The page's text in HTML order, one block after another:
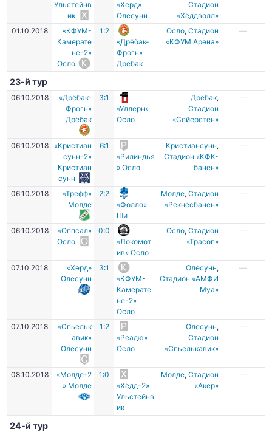
Ульстейнв
ик
«Херд»
Олесунн
Стадион
«Хёддволл»
01.10.2018
«КФУМ-
Камерате
не-2»
Осло
1:2
«Дрёбак-
Фрогн»
Дрёбак
Осло,Стадион
«КФУМ Арена»
—
23-й тур
06.10.2018
«Дрёбак-
Фрогн»
Дрёбак
3:1
«Уллерн»
Осло
Дрёбак,
Стадион
«Сейерстен»
—
06.10.2018
«Кристиан
сунн-2»
Кристиан
сунн
6:1
«Рилиндья
» Осло
Кристиансунн,
Стадион «КФК-
банен»
—
06.10.2018
«Трефф»
Молде
2:2
«Фолло»
Ши
Молде,Стадион
«Рекнесбанен»
—
06.10.2018
«Оппсал»
Осло
0:0
«Локомот
ив» Осло
Осло,Стадион
«Трасоп»
—
07.10.2018
«Херд»
Олесунн
3:1
«КФУМ-
Камерате
не-2»
Осло
Олесунн,
Стадион «АМФИ
Муа»
—
07.10.2018
«Спьельк
авик»
Олесунн
1:2
«Реадю»
Осло
Олесунн,
Стадион
«Спьелькавик»
—
08.10.2018
«Молде-2
» Молде
1:0
«Хёдд-2»
Ульстейнв
ик
Молде,Стадион
«Акер»
—
24-й тур